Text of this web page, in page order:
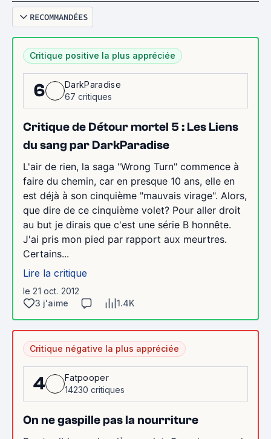
RECOMMANDÉES
Critique positive la plus appréciée
6
DarkParadise
67 critiques
Critique de Détour mortel 5 : Les Liens
du sang par DarkParadise
L'air de rien, la saga "Wrong Turn" commence à
faire du chemin, car en presque 10 ans, elle en
est déjà à son cinquième "mauvais virage". Alors,
que dire de ce cinquième volet? Pour aller droit
au but je dirais que c'est une série B honnête.
J'ai pris mon pied par rapport aux meurtres.
Certains...
Lire la critique
le 21 oct. 2012
3 j'aime
1.4K
Critique négative la plus appréciée
4
Fatpooper
14230 critiques
On ne gaspille pas la nourriture